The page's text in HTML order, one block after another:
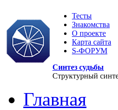
Тесты
Знакомства
О проекте
Карта сайта
S-ФОРУМ
Синтез судьбы
Структурный
Главная